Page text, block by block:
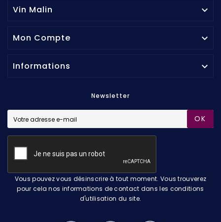
Vin Malin 
Mon Compte 
Informations 
Newsletter
OK
Vous pouvez vous désinscrire à tout moment. Vous trouverez
pour cela nos informations de contact dans les conditions
d'utilisation du site.